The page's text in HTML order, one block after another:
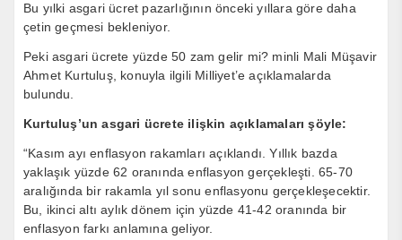
Bu yılki asgari ücret pazarlığının önceki yıllara göre daha
çetin geçmesi bekleniyor.
Peki asgari ücrete yüzde 50 zam gelir mi? minli Mali Müşavir
Ahmet Kurtuluş, konuyla ilgili Milliyet’e açıklamalarda
bulundu.
Kurtuluş’un asgari ücrete ilişkin açıklamaları şöyle:
“Kasım ayı enflasyon rakamları açıklandı. Yıllık bazda
yaklaşık yüzde 62 oranında enflasyon gerçekleşti. 65-70
aralığında bir rakamla yıl sonu enflasyonu gerçekleşecektir.
Bu, ikinci altı aylık dönem için yüzde 41-42 oranında bir
enflasyon farkı anlamına geliyor.